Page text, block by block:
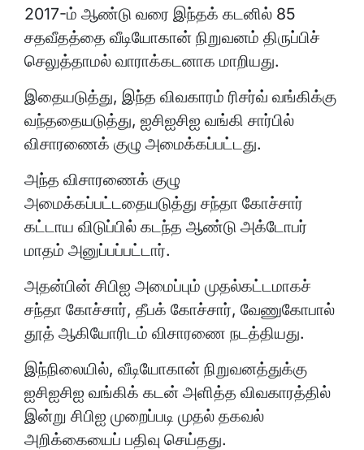
2017-ம் ஆண்டு வரை இந்தக் கடனில் 85
சதவீதத்தை வீடியோகான் நிறுவனம் திருப்பிச்
செலுத்தாமல் வாராக்கடனாக மாறியது.
இதையடுத்து, இந்த விவகாரம் ரிசர்வ் வங்கிக்கு
வந்ததையடுத்து, ஐசிஐசிஐ வங்கி சார்பில்
விசாரணைக் குழு அமைக்கப்பட்டது.
அந்த விசாரணைக் குழு
அமைக்கப்பட்டதையடுத்து சந்தா கோச்சார்
கட்டாய விடுப்பில் கடந்த ஆண்டு அக்டோபர்
மாதம் அனுப்பப்பட்டார்.
அதன்பின் சிபிஐ அமைப்பும் முதல்கட்டமாகச்
சந்தா கோச்சார், தீபக் கோச்சார், வேணுகோபால்
தூத் ஆகியோரிடம் விசாரணை நடத்தியது.
இந்நிலையில், வீடியோகான் நிறுவனத்துக்கு
ஐசிஐசிஐ வங்கிக் கடன் அளித்த விவகாரத்தில்
இன்று சிபிஐ முறைப்படி முதல் தகவல்
அறிக்கையைப் பதிவு செய்தது.